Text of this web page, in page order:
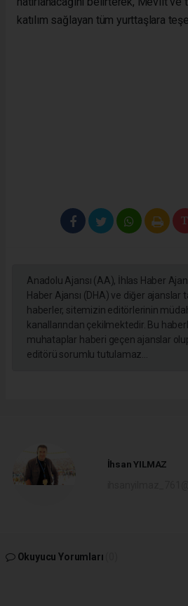
katılım sağlayan tüm yurttaşlara
Anadolu Ajansı (AA), İhlas Haber
Haber Ajansı (DHA) ve diğer ajanslar
haberler, sitemizin editörlerinin
kanallarından çekilmektedir. Bu
muhataplar haberi geçen ajanslar
editörü sorumlu tutulamaz...
İhsan YILMAZ
Okuyucu Yorumları